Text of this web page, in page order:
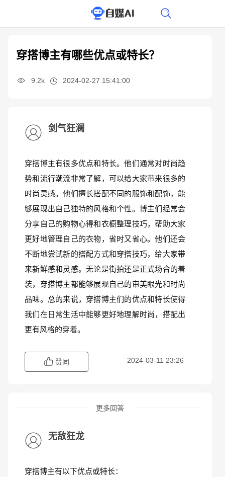
穿搭博主有哪些优点或特长？
9.2k 2024-02-27 15:41:00
剑气狂澜
穿搭博主有很多优点和特长。他们通常对时尚趋
势和流行潮流非常了解，可以给大家带来很多的
时尚灵感。他们擅长搭配不同的服饰和配饰，能
够展现出自己独特的风格和个性。博主们经常会
分享自己的购物心得和衣橱整理技巧，帮助大家
更好地管理自己的衣物，省时又省心。他们还会
不断地尝试新的搭配方式和穿搭技巧，给大家带
来新鲜感和灵感。无论是街拍还是正式场合的着
装，穿搭博主都能够展现自己的审美眼光和时尚
品味。总的来说，穿搭博主们的优点和特长使得
我们在日常生活中能够更好地理解时尚，搭配出
更有风格的穿着。
赞同 2024-03-11 23:26
更多回答
无敌狂龙
穿搭博主有以下优点或特长：